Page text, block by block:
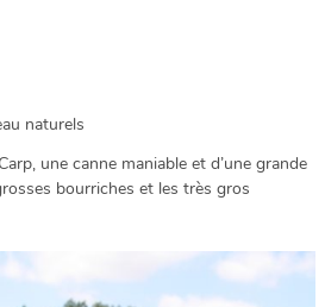
naturels
une canne maniable et d’une grande
bourriches et les très gros